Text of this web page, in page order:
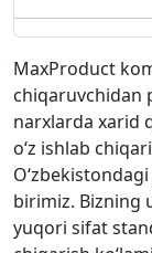
MaxProduct
chiqaruvchidan
narxlarda xarid
o‘z ishlab
birimiz. Bizning
yuqori sifat